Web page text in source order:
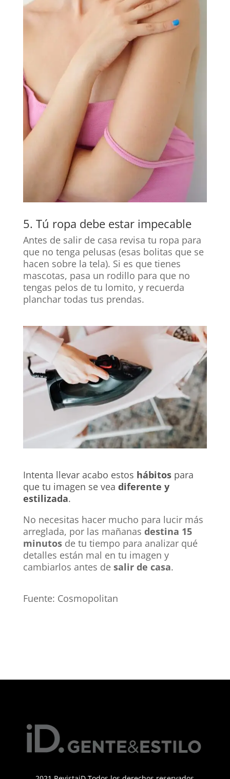
5. Tú ropa debe estar impecable
Antes de salir de casa revisa tu ropa para
que no tenga pelusas (esas bolitas que se
hacen sobre la tela). Si es que tienes
mascotas, pasa un rodillo para que no
tengas pelos de tu lomito, y recuerda
planchar todas tus prendas.
Intenta llevar acabo estos hábitospara
que tu imagen se vea diferente y
estilizada.
No necesitas hacer mucho para lucir más
arreglada, por las mañanas destina 15
minutosde tu tiempo para analizar qué
detalles están mal en tu imagen y
cambiarlos antes de salir de casa.
Fuente: Cosmopolitan